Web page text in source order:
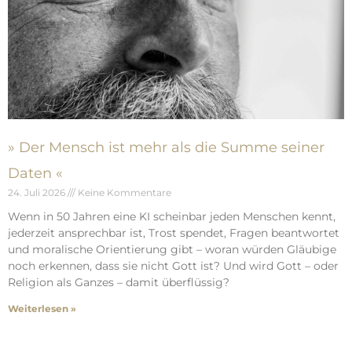
» Der Mensch ist mehr als die Summe seiner
Daten «
24. Juli 2026 Keine Kommentare
Wenn in 50 Jahren eine KI scheinbar jeden Menschen kennt,
jederzeit ansprechbar ist, Trost spendet, Fragen beantwortet
und moralische Orientierung gibt – woran würden Gläubige
noch erkennen, dass sie nicht Gott ist? Und wird Gott – oder
Religion als Ganzes – damit überflüssig?
Weiterlesen »